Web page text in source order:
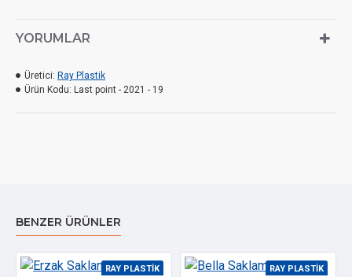
YORUMLAR
Üretici: Ray Plastik
Ürün Kodu: Last point - 2021 - 19
BENZER ÜRÜNLER
RAY PLASTIK RAY PLASTIK